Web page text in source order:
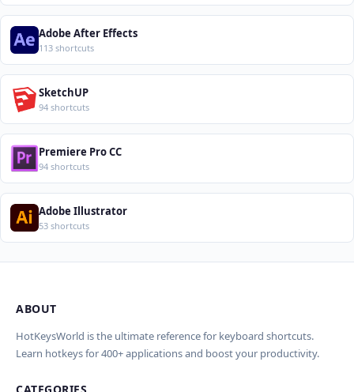
Adobe After Effects
113 shortcuts
SketchUP
94 shortcuts
Premiere Pro CC
94 shortcuts
Adobe Illustrator
53 shortcuts
Import Shortcuts from JSON
Проверка, доработка и перевод
(AI)
AI проверит актуальность горячих клавиш, добавит
ABOUT
HotKeysWorld is the ultimate reference for keyboard shortcuts.
Learn hotkeys for 400+ applications and boost your productivity.